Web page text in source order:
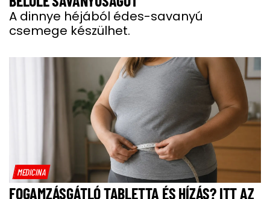
A dinnye héjából édes-savanyú
csemege készülhet.
MEDICINA
FOGAMZÁSGÁTLÓ TABLETTA ÉS HÍZÁS? ITT AZ